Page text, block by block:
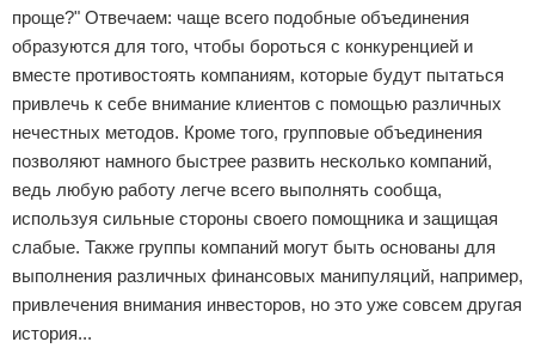
проще?" Отвечаем: чаще всего подобные объединения
образуются для того, чтобы бороться с конкуренцией и
вместе противостоять компаниям, которые будут пытаться
привлечь к себе внимание клиентов с помощью различных
нечестных методов. Кроме того, групповые объединения
позволяют намного быстрее развить несколько компаний,
ведь любую работу легче всего выполнять сообща,
используя сильные стороны своего помощника и защищая
слабые. Также группы компаний могут быть основаны для
выполнения различных финансовых манипуляций, например,
привлечения внимания инвесторов, но это уже совсем другая
история...